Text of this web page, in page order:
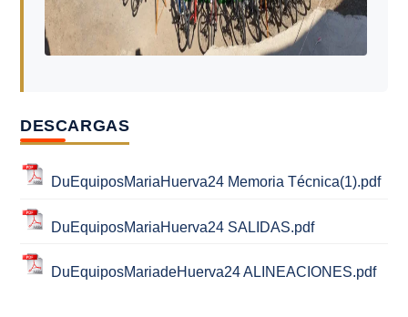
DESCARGAS
DuEquiposMariaHuerva24 Memoria Técnica(1).pdf
DuEquiposMariaHuerva24 SALIDAS.pdf
DuEquiposMariadeHuerva24 ALINEACIONES.pdf